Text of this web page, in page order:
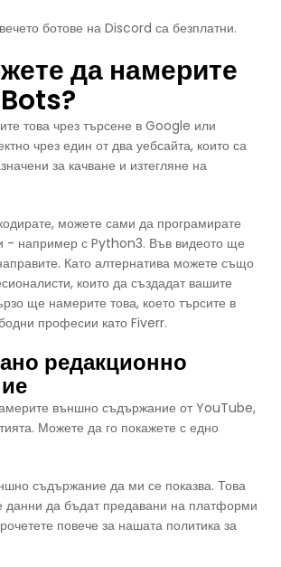
ботове на Discord са безплатни.
да намерите
това чрез търсене в Google или
чрез един от два уебсайта, които са
за качване и изтегляне на
можете сами да програмирате
- например с Python3. Във видеото ще
Като алтернатива можете също
които да създадат вашите
ще намерите това, което търсите в
професии като Fiverr.
редакционно
външно съдържание от YouTube,
Можете да го покажете с едно
съдържание да ми се показва. Това
данни да бъдат предавани на платформи
повече за нашата политика за